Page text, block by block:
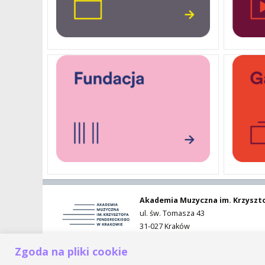
Zgoda na pliki cookie
Akademia Muzyczna im.
ul. św. Tomasza 43
31-027 Kraków